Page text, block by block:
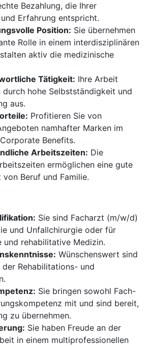
Bezahlung, die Ihrer
Erfahrung entspricht.
Position: Sie übernehmen
Rolle in einem interdisziplinären
aktiv die medizinische
Tätigkeit: Ihre Arbeit
durch hohe Selbstständigkeit und
aus.
Profitieren Sie von
namhafter Marken im
Benefits.
Arbeitszeiten: Die
ermöglichen eine gute
von Beruf und Familie.
Sie sind Facharzt (m/w/d)
und Unfallchirurgie oder für
und rehabilitative Medizin.
Wünschenswert sind
der Rehabilitations- und
Sie bringen sowohl Fach-
mit und sind bereit,
zu übernehmen.
Sie haben Freude an der
in einem multiprofessionellen